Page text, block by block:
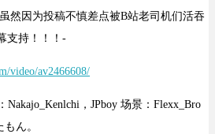
然因为投稿不慎差点被B站老司机们活吞
支持！！！-
video/av2466608/
，JPboy 场景：Flexx_Bro
ん。